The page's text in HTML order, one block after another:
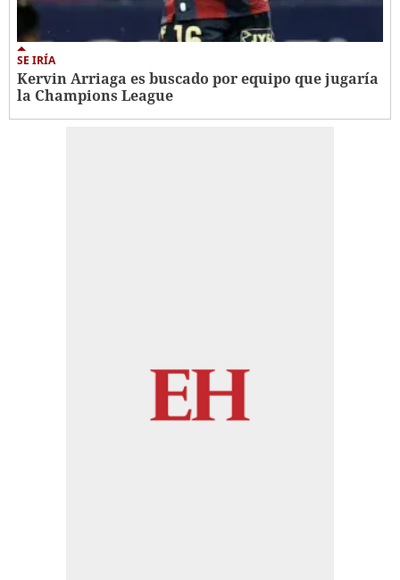
SE IRÍA
Kervin Arriaga es buscado por equipo que jugaría
la Champions League